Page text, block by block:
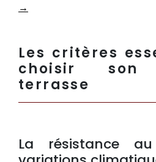
→
Les critères
choisir son
terrasse
La résistance